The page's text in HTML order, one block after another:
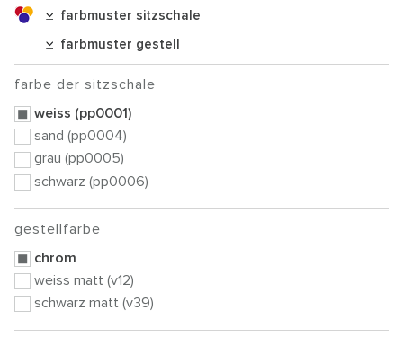
farbmuster sitzschale
farbmuster gestell
farbe der sitzschale
weiss (pp0001)
sand (pp0004)
grau (pp0005)
schwarz (pp0006)
gestellfarbe
chrom
weiss matt (v12)
schwarz matt (v39)